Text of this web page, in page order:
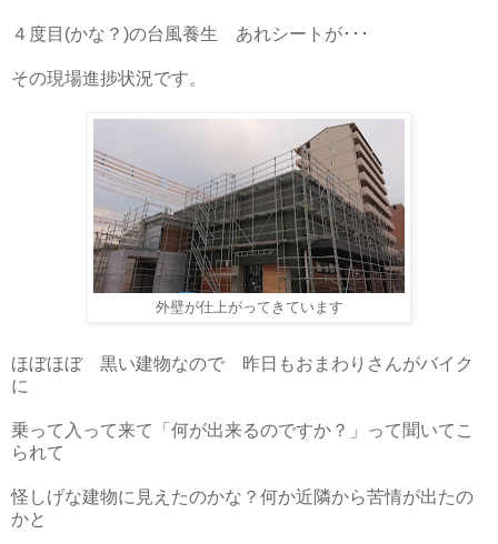
４度目(かな？)の台風養生 あれシートが･･･
その現場進捗状況です。
外壁が仕上がってきています
ほぼほぼ 黒い建物なので 昨日もおまわりさんがバイク
に
乗って入って来て「何が出来るのですか？」って聞いてこ
られて
怪しげな建物に見えたのかな？何か近隣から苦情が出たの
かと